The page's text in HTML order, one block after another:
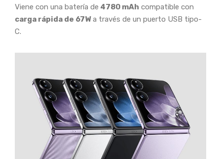
Viene con una batería de 4780 mAh compatible con
carga rápida de 67Wa través de un puerto USB tipo-
C.